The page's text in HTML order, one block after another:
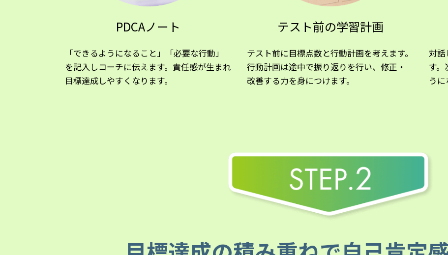
PDCAノート
「できるようになること」「必要な行動」
を記入しコーチに伝えます。責任感が生まれ
目標達成しやすくなります。
テスト前の学習計画
テスト前に目標点数と行動計画を考えます。
行動計画は途中で振り返りを行い、修正・
改善する力を身につけます。
対話
す
うに